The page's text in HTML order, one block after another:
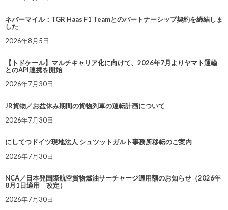
ネバーマイル：TGR Haas F1 Teamとのパートナーシップ契約を締結しま
した
2026年8月5日
【トドケール】マルチキャリア化に向けて、2026年7月よりヤマト運輸
とのAPI連携を開始
2026年7月30日
JR貨物／お盆休み期間の貨物列車の運転計画について
2026年7月30日
にしてつドイツ現地法人 シュツットガルト事務所移転のご案内
2026年7月30日
NCA／日本発国際航空貨物燃油サーチャージ適用額のお知らせ（2026年
8月1日適用 改定）
2026年7月30日